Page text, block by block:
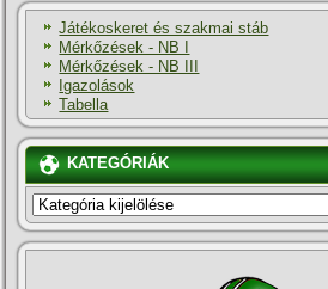
Játékoskeret és szakmai stáb
Mérkőzések - NB I
Mérkőzések - NB III
Igazolások
Tabella
KATEGÓRIÁK
KATEGÓRIÁK